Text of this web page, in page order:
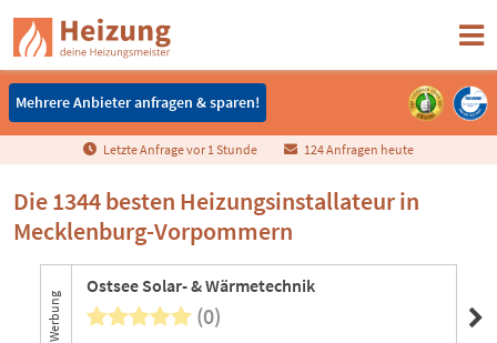
Mehrere Anbieter anfragen & sparen!
Mehrere Anbieter anfragen & sparen!
Letzte Anfrage vor 1Stunde 124 Anfragen heute
Die 1344 besten Heizungsinstallateur in
Mecklenburg-Vorpommern
Werbung
Ostsee Solar- & Wärmetechnik
(0)